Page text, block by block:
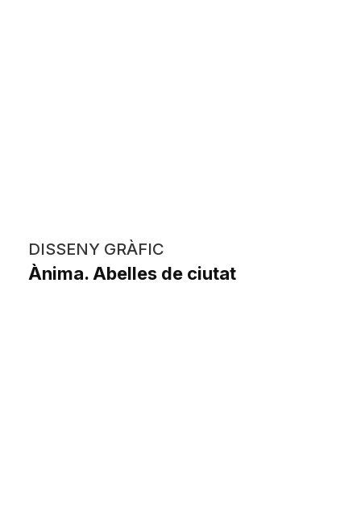
DISSENY GRÀFIC
Ànima. Abelles de ciutat